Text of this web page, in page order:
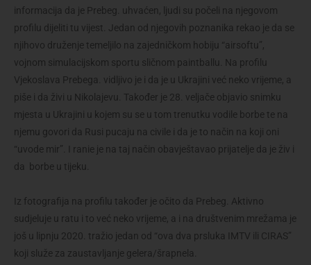
informacija da je Prebeg. uhvaćen, ljudi su počeli na njegovom
profilu dijeliti tu vijest. Jedan od njegovih poznanika rekao je da se
njihovo druženje temeljilo na zajedničkom hobiju “airsoftu”,
vojnom simulacijskom sportu sličnom paintballu. Na profilu
Vjekoslava Prebega. vidljivo je i da je u Ukrajini već neko vrijeme, a
piše i da živi u Nikolajevu. Također je 28. veljače objavio snimku
mjesta u Ukrajini u kojem su se u tom trenutku vodile borbe te na
njemu govori da Rusi pucaju na civile i da je to način na koji oni
“uvode mir”. I ranie je na taj način obavještavao prijatelje da je živ i
da borbe u tijeku.
Iz fotografija na profilu također je očito da Prebeg. Aktivno
sudjeluje u ratu i to već neko vrijeme, a i na društvenim mrežama je
još u lipnju 2020. tražio jedan od “ova dva prsluka IMTV ili CIRAS”
koji služe za zaustavljanje gelera/šrapnela.